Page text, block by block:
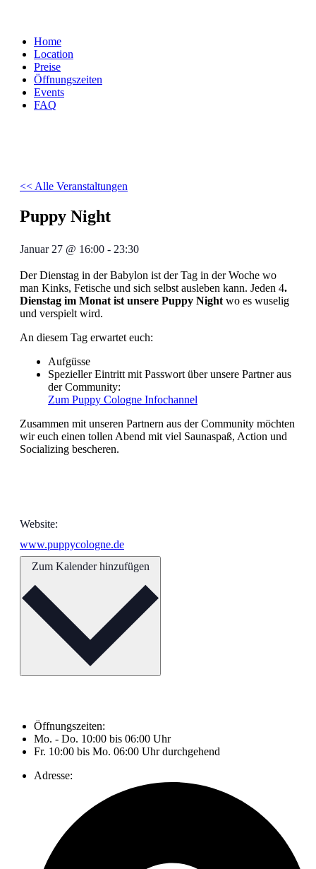
Home
Location
Preise
Öffnungszeiten
Events
FAQ
<< Alle Veranstaltungen
Puppy Night
Januar 27 @ 16:00 - 23:30
Der Dienstag in der Babylon ist der Tag in der Woche wo
man Kinks, Fetische und sich selbst ausleben kann. Jeden 4.
Dienstag im Monat ist unsere Puppy Night wo es wuselig
und verspielt wird.
An diesem Tag erwartet euch:
Aufgüsse
Spezieller Eintritt mit Passwort über unsere Partner aus
der Community:
Zum Puppy Cologne Infochannel
Zusammen mit unseren Partnern aus der Community möchten
wir euch einen tollen Abend mit viel Saunaspaß, Action und
Socializing bescheren.
Website:
www.puppycologne.de
Öffnungszeiten:
Mo. - Do. 10:00 bis 06:00 Uhr
Fr. 10:00 bis Mo. 06:00 Uhr durchgehend
Adresse: